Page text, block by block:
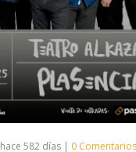
hace 582 días | 0 Comentarios